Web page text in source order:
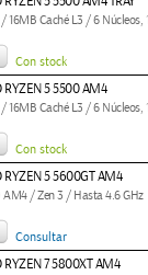
16MB Caché L3 / 6
Con stock
RYZEN 5 5500 AM4
16MB Caché L3 / 6 Núcleos,
Con stock
RYZEN 5 5600GT AM4
/ Zen 3 / Hasta 4.6 GHz
Consultar
RYZEN 7 5800XT AM4